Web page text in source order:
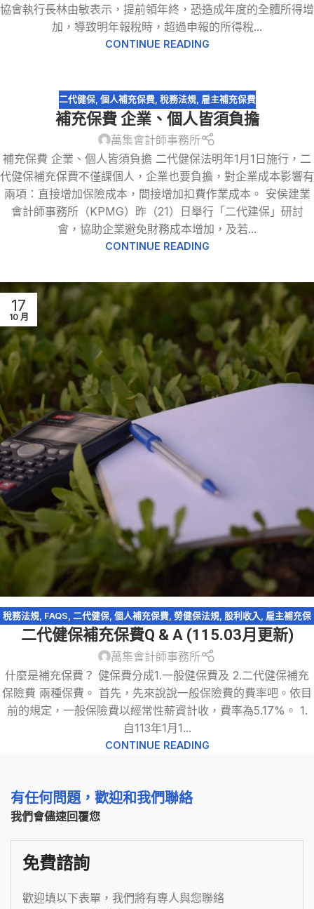
協會執行長林由敏表示，提前領年終，恐造成年度的全體所得增
加，導致明年報稅時，超過申報的所得稅...
CONTINUE READING
二代健保, 個人補充保費, 稅務法規, 雇主補充保費
補充保費 企業、個人皆須負擔
萬集會計師事務所
補充保費 企業、個人皆須負擔 二代健保法明年1月1日施行，二
代健保補充保費不僅課個人，企業也要負擔，對企業成本影響有
兩項：直接增加保險成本，間接增加扣費作業成本。 安侯建業
會計師事務所（KPMG）昨（21）日舉行「二代建保」研討
會，協助企業避免財務成本增加，及若...
CONTINUE READING
17
10 月
稅務法規 FAQS 二代健保 個人補充保費 勞健保法規 股利收入
雇主補充保
費
萬集會計師事務所
什麼是補充保費？ 健保費分成1.一般健保費及 2.二代健保補充
保險費 兩種保費。 首先，先來說說一般保險費的費率吧。依目
前的規定，一般保險費以經常性薪資計收，費率為5.17%。 1.
自113年1月1...
CONTINUE READING
有任何問題，歡迎和我們聯絡
我們會儘速回覆您
免費諮詢
歡迎填以下表單，我們將有專人與您聯絡